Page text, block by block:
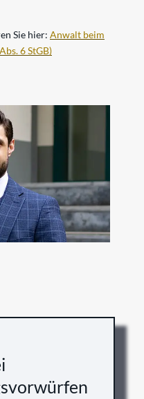
Sie hier: Anwalt beim
6 StGB)